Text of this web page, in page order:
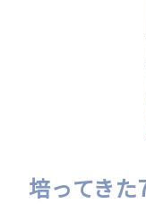
培ってき